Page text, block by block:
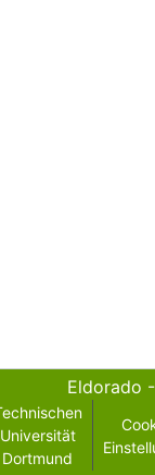
Eldorado
Universität
Dortmund